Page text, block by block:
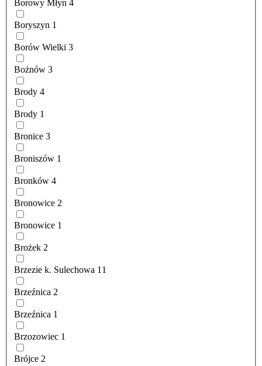
Borowy Młyn 4
Boryszyn 1
Borów Wielki 3
Bożnów 3
Brody 4
Brody 1
Bronice 3
Broniszów 1
Bronków 4
Bronowice 2
Bronowice 1
Brożek 2
Brzezie k. Sulechowa 11
Brzeźnica 2
Brzeźnica 1
Brzozowiec 1
Brójce 2